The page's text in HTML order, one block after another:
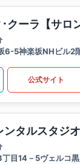
クーラ【サロン
6-5神楽坂NHビル2
公式サイト
ンタルスタジ
目14－5ヴェルコ